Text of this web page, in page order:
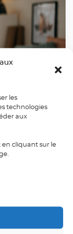
les
technologies
aux
cliquant sur le